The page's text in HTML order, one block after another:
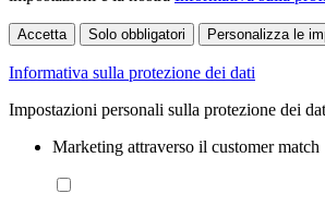
Accetta Solo obbligatori Personalizza le
Informativa sulla protezione dei dati
Impostazioni personali sulla protezione dei
Marketing attraverso il customer match